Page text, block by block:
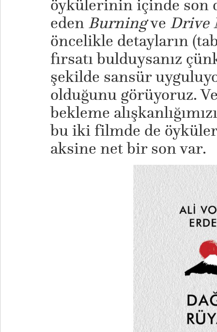
öykülerinin içinde son
eden Burningve Drive
öncelikle detayların
fırsatı bulduysanız
şekilde sansür
olduğunu görüyoruz.
bekleme
bu iki filmde de
aksine net bir son var.